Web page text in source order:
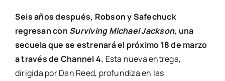
Seis años después, Robson y Safechuck
regresan con Surviving Michael Jackson, una
secuela que se estrenará el próximo 18 de marzo
a través de Channel 4. Esta nueva entrega,
dirigida por Dan Reed, profundiza en las